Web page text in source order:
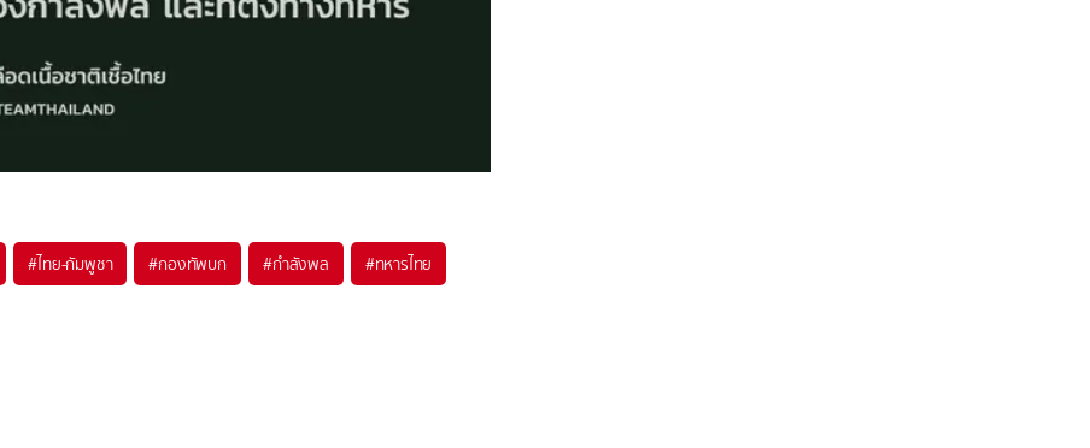
#ไทย-กัมพูชา #กองทัพบก #กำลังพล #ทหารไทย